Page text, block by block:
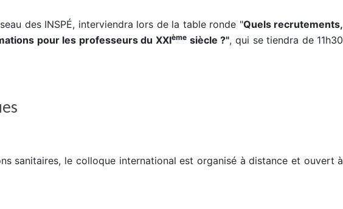
des INSPÉ, interviendra lors de la table ronde "Quels recrutements,
pour les professeurs du XXIème siècle ?", qui se tiendra de 11h30
sanitaires, le colloque international est organisé à distance et ouvert à